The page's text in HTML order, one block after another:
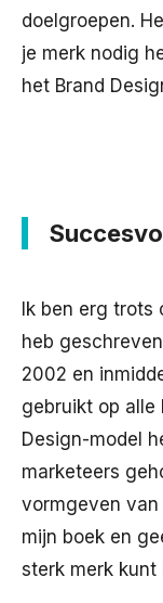
doelgroepen.
je merk nodig
het Brand
Ik ben erg trots
heb
2002 en
gebruikt op alle
Design-model
marketeers
vormgeven van
mijn boek en
sterk merk kunt